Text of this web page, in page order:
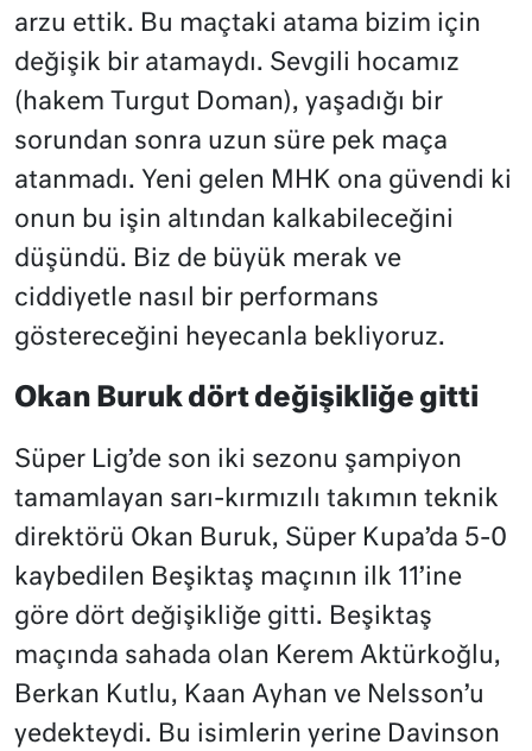
arzu ettik. Bu maçtaki atama bizim için
değişik bir atamaydı. Sevgili hocamız
(hakem Turgut Doman), yaşadığı bir
sorundan sonra uzun süre pek maça
atanmadı. Yeni gelen MHK ona güvendi ki
onun bu işin altından kalkabileceğini
düşündü. Biz de büyük merak ve
ciddiyetle nasıl bir performans
göstereceğini heyecanla bekliyoruz.
Okan Buruk dört değişikliğe gitti
Süper Lig’de son iki sezonu şampiyon
tamamlayan sarı-kırmızılı takımın teknik
direktörü Okan Buruk, Süper Kupa’da 5-0
kaybedilen Beşiktaş maçının ilk 11’ine
göre dört değişikliğe gitti. Beşiktaş
maçında sahada olan Kerem Aktürkoğlu,
Berkan Kutlu, Kaan Ayhan ve Nelsson’u
yedekteydi. Bu isimlerin yerine Davinson